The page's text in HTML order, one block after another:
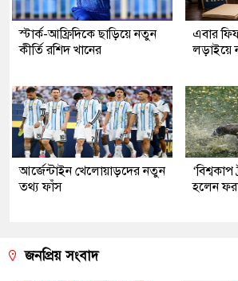
স্টার্ক-আফ্রিদিকে ছাড়িয়ে নতুন
কীর্তি রশিদ খানের
এবার
লড়াইয়ে
আর্জেন্টাইন খেলোয়াড়দের নতুন
তথ্য ফাঁস
হলেন
জনপ্রিয় সংবাদ